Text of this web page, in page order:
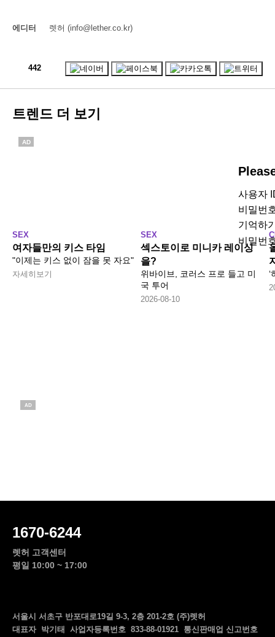
442
에디터 렛허 (info@lether.co.kr)
트렌드 더 보기
AD
SEX
여자들만의 키스 타임
"이제는 키스 없이 잠을 못 자요"
자세히보기
사용자
비밀번
기억하
비밀번
SEX
섹스토이로 미니카 레이싱
을?
위바이브, 코러스 프로 들고 미
국 투어
2026-08-10
‘
AD
1670-6244
렛허 고객센터
평일 10:00 ~ 17:00
서울시 서초구 반포대로19길 9-3, 2층 201-2호 (주)렛허
대표자 박기태 사업자등록번호 833-88-01921 통신판매업 신고번호